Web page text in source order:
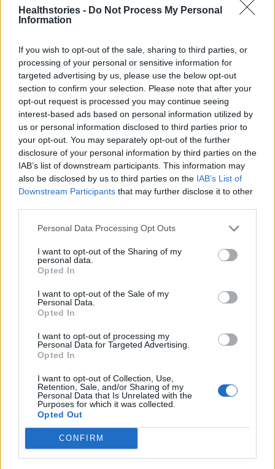
Healthstories - Do Not Process My Personal
Information
If you wish to opt-out of the sale, sharing to third parties, or
processing of your personal or sensitive information for
targeted advertising by us, please use the below opt-out
section to confirm your selection. Please note that after your
opt-out request is processed you may continue seeing
interest-based ads based on personal information utilized by
us or personal information disclosed to third parties prior to
your opt-out. You may separately opt-out of the further
disclosure of your personal information by third parties on the
IAB’s list of downstream participants. This information may
also be disclosed by us to third parties on the IAB’s List of
Downstream Participants that may further disclose it to other
Personal Data Processing Opt Outs
I want to opt-out of the Sharing of my
personal data.
Opted In
I want to opt-out of the Sale of my
Personal Data.
Opted In
I want to opt-out of processing my
Personal Data for Targeted Advertising.
Opted In
I want to opt-out of Collection, Use,
Retention, Sale, and/or Sharing of my
Personal Data that Is Unrelated with the
Purposes for which it was collected.
Opted Out
CONFIRM
των χεριών και των ποδιών. Εάν πάσχετε από
σας μπορεί να συστέλλονται όταν είστε
κρυωμένοι ή αγχωμένοι – προκαλώντας
έλλειψη κυκλοφορίας σε ορισμένα μέρη του
σώματός σας (όπως τα δάχτυλα των χεριών
και των ποδιών σας). Μπορεί να διατρέχετε
υψηλότερο κίνδυνο εάν είστε γυναίκα, ηλικίας
άνω των 30 ετών, έχετε οικογενειακό ιστορικό
της νόσου ή ζείτε σε μέρος με ψυχρό κλίμα.
Μια αρκετά συχνή πάθηση αίματος κατά την
αριθμό ερυθρών αιμοσφαιρίων για διάφορους
λόγους: απώλεια αίματος, το σώμα σας δεν
παράγει αρκετά ερυθρά αιμοσφαίρια ή το
σώμα σας καταστρέφει πάρα πολλά ερυθρά
αιμοσφαίρια είναι υπεύθυνα για την
κυκλοφορία του οξυγόνου σε όλο το σώμα –
χωρίς αρκετό από αυτά, το σώμα αγωνίζεται
να λειτουργήσει σωστά. Αυτός είναι ο λόγος
για τον οποίο η αναιμία μπορεί να σας κάνει
ζαλάδες — και συχνά, κρύο